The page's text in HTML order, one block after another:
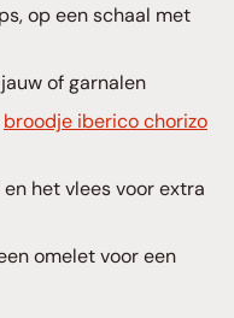
op een schaal met
of garnalen
broodje iberico chorizo
het vlees voor extra
omelet voor een